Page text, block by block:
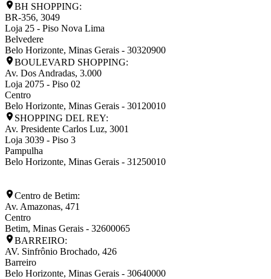
BH SHOPPING:
BR-356, 3049
Loja 25 - Piso Nova Lima
Belvedere
Belo Horizonte, Minas Gerais - 30320900
BOULEVARD SHOPPING:
Av. Dos Andradas, 3.000
Loja 2075 - Piso 02
Centro
Belo Horizonte, Minas Gerais - 30120010
SHOPPING DEL REY:
Av. Presidente Carlos Luz, 3001
Loja 3039 - Piso 3
Pampulha
Belo Horizonte, Minas Gerais - 31250010
Centro de Betim:
Av. Amazonas, 471
Centro
Betim, Minas Gerais - 32600065
BARREIRO:
AV. Sinfrônio Brochado, 426
Barreiro
Belo Horizonte, Minas Gerais - 30640000